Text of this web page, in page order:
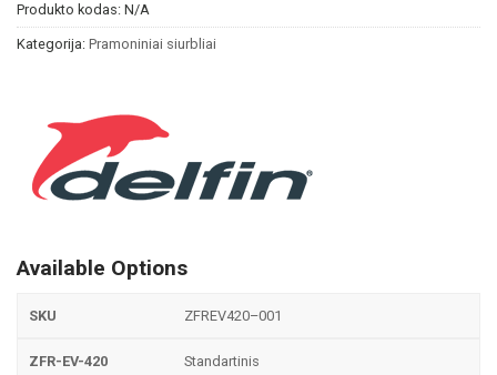
Produkto kodas: N/A
Kategorija: Pramoniniai siurbliai
Available Options
ZFREV420–001
Standartinis